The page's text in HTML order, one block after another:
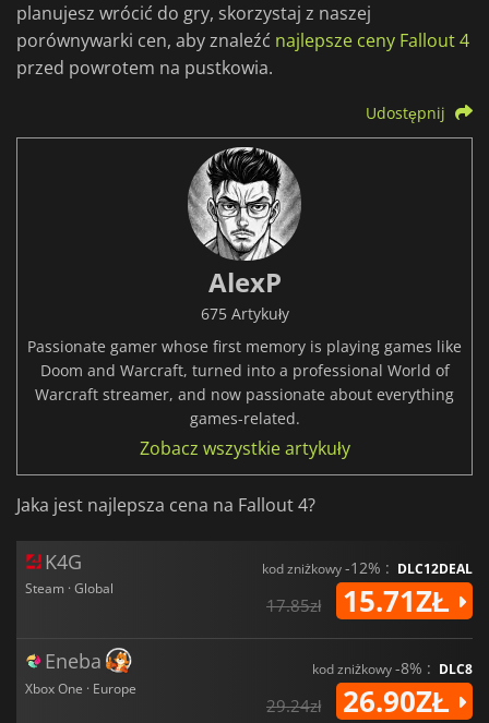
planujesz wrócić do gry, skorzystaj z naszej
porównywarki cen, aby znaleźć najlepsze ceny Fallout 4
przed powrotem na pustkowia.
Udostępnij
AlexP
675 Artykuły
Passionate gamer whose first memory is playing games like
Doom and Warcraft, turned into a professional World of
Warcraft streamer, and now passionate about everything
games-related.
Zobacz wszystkie artykuły
Jaka jest najlepsza cena na Fallout 4?
K4G
Steam · Global
kod zniżkowy-12% : DLC12DEAL
17.85zł 15.71ZŁ
Eneba
Xbox One · Europe
kod zniżkowy-8% : DLC8
29.24zł 26.90ZŁ